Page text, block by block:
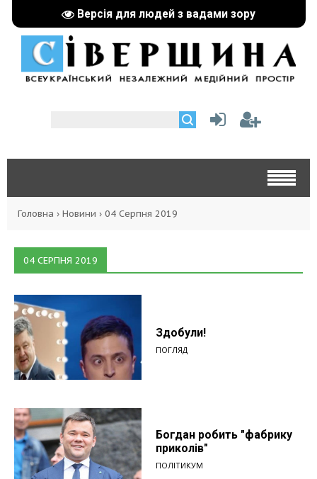
Версія для людей з вадами зору
Головна › Новини › 04 Серпня 2019
04 СЕРПНЯ 2019
Здобули!
ПОГЛЯД
Богдан робить "фабрику
приколів"
ПОЛІТИКУМ